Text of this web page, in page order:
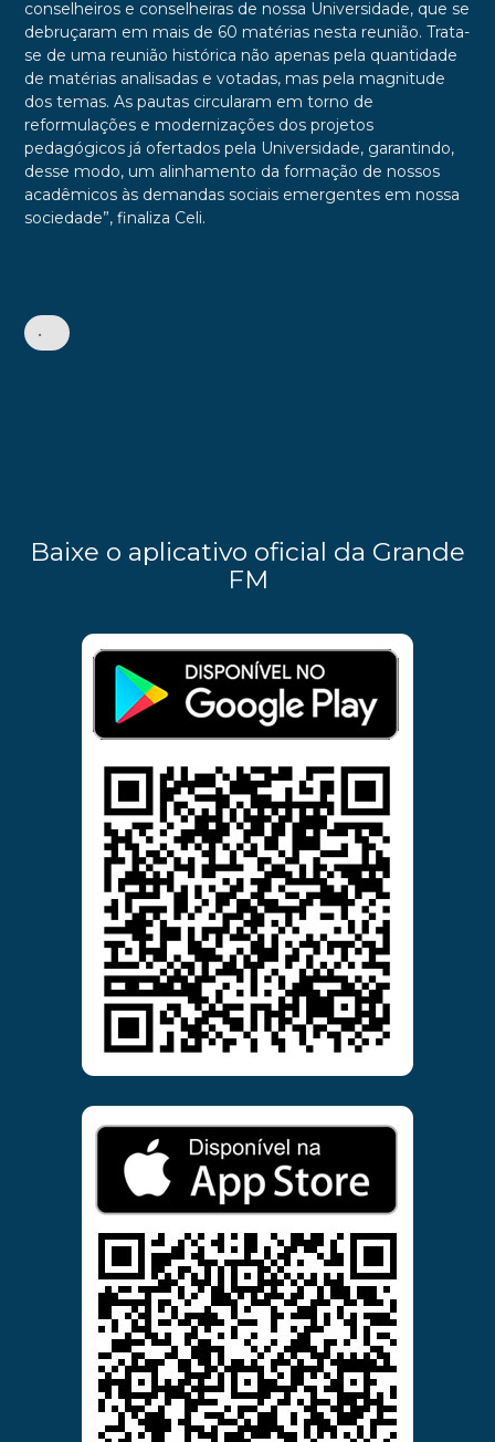
conselheiros e conselheiras de nossa Universidade, que se
debruçaram em mais de 60 matérias nesta reunião. Trata-
se de uma reunião histórica não apenas pela quantidade
de matérias analisadas e votadas, mas pela magnitude
dos temas. As pautas circularam em torno de
reformulações e modernizações dos projetos
pedagógicos já ofertados pela Universidade, garantindo,
desse modo, um alinhamento da formação de nossos
acadêmicos às demandas sociais emergentes em nossa
sociedade”, finaliza Celi.
•
Baixe o aplicativo oficial da Grande
FM